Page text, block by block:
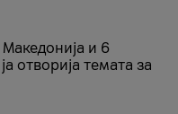
и 6
отворија темата за